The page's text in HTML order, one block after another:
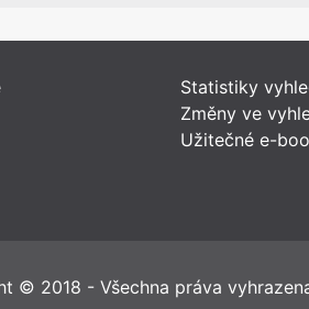
Statistiky
Změny ve
Užitečné e-
© 2018 - Všechna práva